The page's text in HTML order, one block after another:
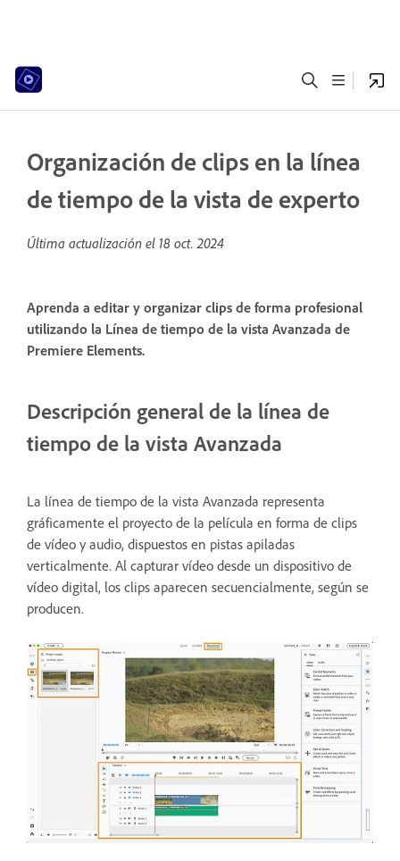
Organización de clips en la línea
de tiempo de la vista de experto
Última actualización el 18 oct. 2024
Aprenda a editar y organizar clips de forma profesional
utilizando la Línea de tiempo de la vista Avanzada de
Premiere Elements.
Descripción general de la línea de
tiempo de la vista Avanzada
La línea de tiempo de la vista Avanzada representa
gráficamente el proyecto de la película en forma de clips
de vídeo y audio, dispuestos en pistas apiladas
verticalmente. Al capturar vídeo desde un dispositivo de
vídeo digital, los clips aparecen secuencialmente, según se
producen.